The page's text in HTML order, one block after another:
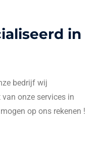
in
bedrijf wij
onze services in
op ons rekenen !